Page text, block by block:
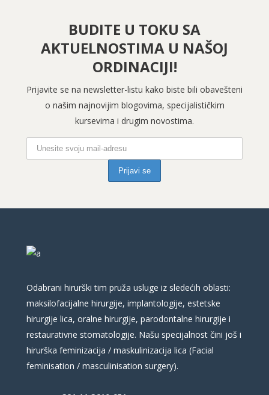
BUDITE U TOKU SA
AKTUELNOSTIMA U NAŠOJ
ORDINACIJI!
Prijavite se na newsletter-listu kako biste bili obavešteni
o našim najnovijim blogovima, specijalističkim
kursevima i drugim novostima.
Odabrani hirurški tim pruža usluge iz sledećih oblasti:
maksilofacijalne hirurgije, implantologije, estetske
hirurgije lica, oralne hirurgije, parodontalne hirurgije i
restaurativne stomatologije. Našu specijalnost čini još i
hirurška feminizacija / maskulinizacija lica (Facial
feminisation / masculinisation surgery).